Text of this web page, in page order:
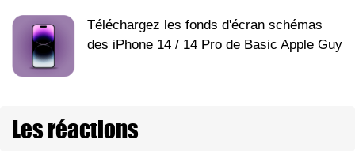
Téléchargez les fonds d'écran schémas
des iPhone 14 / 14 Pro de Basic Apple Guy
Les réactions